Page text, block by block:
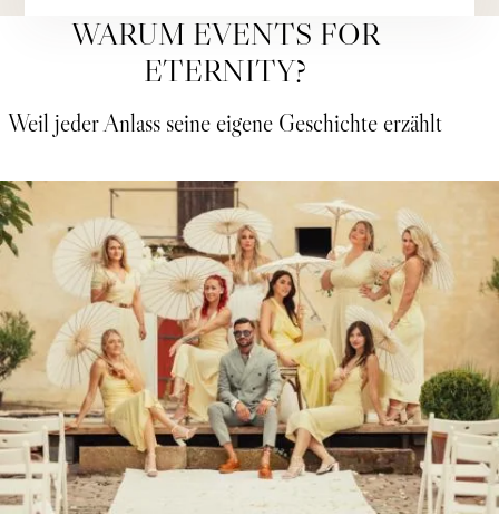
WARUM EVENTS FOR
ETERNITY?
Weil jeder Anlass seine eigene Geschichte erzählt